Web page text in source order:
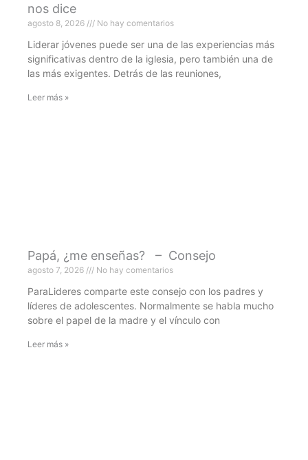
nos dice
agosto 8, 2026 No hay comentarios
Liderar jóvenes puede ser una de las experiencias más
significativas dentro de la iglesia, pero también una de
las más exigentes. Detrás de las reuniones,
Leer más »
Papá, ¿me enseñas? – Consejo
agosto 7, 2026 No hay comentarios
ParaLideres comparte este consejo con los padres y
líderes de adolescentes. Normalmente se habla mucho
sobre el papel de la madre y el vínculo con
Leer más »